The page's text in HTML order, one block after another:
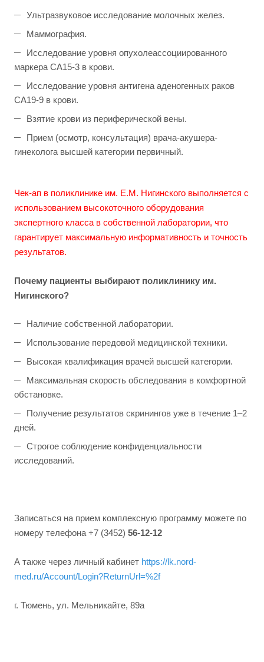
Ультразвуковое исследование молочных желез.
Маммография.
Исследование уровня опухолеассоциированного
маркера СА15-3 в крови.
Исследование уровня антигена аденогенных раков
СА19-9 в крови.
Взятие крови из периферической вены.
Прием (осмотр, консультация) врача-акушера-
гинеколога высшей категории первичный.
Чек-ап в поликлинике им. Е.М. Нигинского выполняется с
использованием высокоточного оборудования
экспертного класса в собственной лаборатории, что
гарантирует максимальную информативность и точность
результатов.
Почему пациенты выбирают поликлинику им.
Нигинского?
Наличие собственной лаборатории.
Использование передовой медицинской техники.
Высокая квалификация врачей высшей категории.
Максимальная скорость обследования в комфортной
обстановке.
Получение результатов скринингов уже в течение 1–2
дней.
Строгое соблюдение конфиденциальности
исследований.
Записаться на прием комплексную программу можете по
номеру телефона +7 (3452) 56-12-12
А также через личный кабинет https://lk.nord-
med.ru/Account/Login?ReturnUrl=%2f
г. Тюмень, ул. Мельникайте, 89а